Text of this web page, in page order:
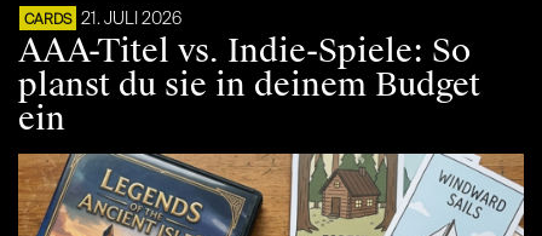
CARDS 21. JULI 2026
AAA-Titel vs. Indie-Spiele: So
planst du sie in deinem Budget
ein